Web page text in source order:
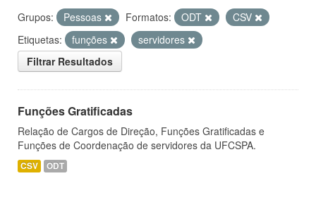
Grupos: Pessoas Formatos: ODT
CSV
Etiquetas:
funções
servidores
Filtrar Resultados
Funções Gratificadas
Relação de Cargos de Direção, Funções Gratificadas e
Funções de Coordenação de servidores da UFCSPA.
CSV ODT